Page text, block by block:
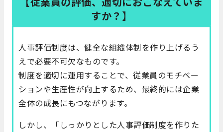
すか？】
人事評価制度は、健全な組織体制を作り上げるう
えで必要不可欠なものです。
制度を適切に運用することで、従業員のモチベー
ションや生産性が向上するため、最終的には企業
全体の成長にもつながります。
しかし、「しっかりとした人事評価制度を作りた